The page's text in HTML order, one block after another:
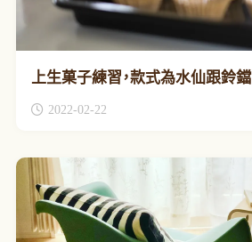
上生菓子練習，款式為水仙跟鈴鐺
2022-02-22